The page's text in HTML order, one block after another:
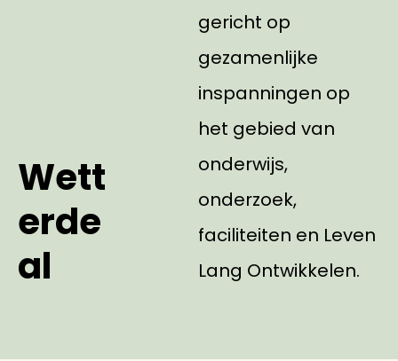
Wett
erde
al
gericht op
gezamenlijke
inspanningen op
het gebied van
onderwijs,
onderzoek,
faciliteiten en Leven
Lang Ontwikkelen.